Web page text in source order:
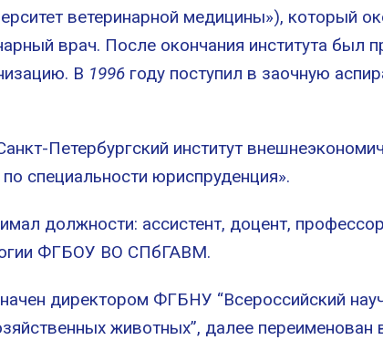
ветеринарной медицины»), который
врач. После окончания института был
В 1996 году поступил в заочную
Петербургский институт
специальности юриспруденция».
должности: ассистент, доцент,
ФГБОУ ВО СПбГАВМ.
директором ФГБНУ “Всероссийский
животных”, далее